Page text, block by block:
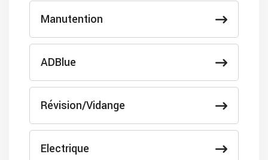
Manutention
ADBlue
Révision/Vidange
Electrique